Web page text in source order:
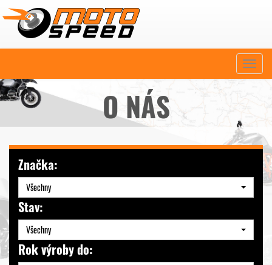
O NÁS
Značka:
Všechny
Stav:
Všechny
Rok výroby do: